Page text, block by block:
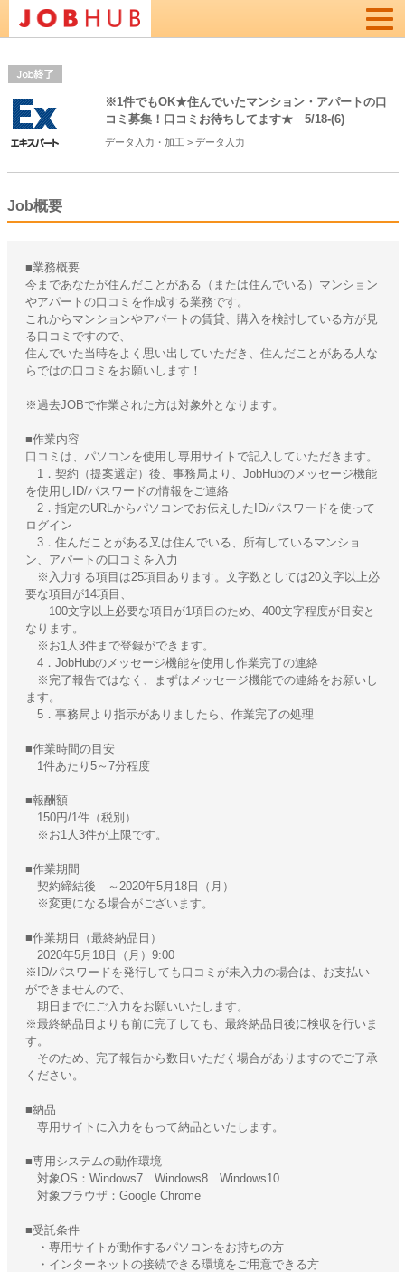
※1件でもOK★住んでいたマンション・アパートの口
コミ募集！口コミお待ちしてます★ 5/18-(6)
データ入力・加工 > データ入力
Job概要
■業務概要
今まであなたが住んだことがある（または住んでいる）マンション
やアパートの口コミを作成する業務です。
これからマンションやアパートの賃貸、購入を検討している方が見
る口コミですので、
住んでいた当時をよく思い出していただき、住んだことがある人な
らではの口コミをお願いします！
※過去JOBで作業された方は対象外となります。
■作業内容
口コミは、パソコンを使用し専用サイトで記入していただきます。
1．契約（提案選定）後、事務局より、JobHubのメッセージ機能
を使用しID/パスワードの情報をご連絡
2．指定のURLからパソコンでお伝えしたID/パスワードを使って
ログイン
3．住んだことがある又は住んでいる、所有しているマンショ
ン、アパートの口コミを入力
※入力する項目は25項目あります。文字数としては20文字以上必
要な項目が14項目、
100文字以上必要な項目が1項目のため、400文字程度が目安と
なります。
※お1人3件まで登録ができます。
4．JobHubのメッセージ機能を使用し作業完了の連絡
※完了報告ではなく、まずはメッセージ機能での連絡をお願いし
ます。
5．事務局より指示がありましたら、作業完了の処理
■作業時間の目安
1件あたり5～7分程度
■報酬額
150円/1件（税別）
※お1人3件が上限です。
■作業期間
契約締結後 ～2020年5月18日（月）
※変更になる場合がございます。
■作業期日（最終納品日）
2020年5月18日（月）9:00
※ID/パスワードを発行しても口コミが未入力の場合は、お支払い
ができませんので、
期日までにご入力をお願いいたします。
※最終納品日よりも前に完了しても、最終納品日後に検収を行いま
す。
そのため、完了報告から数日いただく場合がありますのでご了承
ください。
■納品
専用サイトに入力をもって納品といたします。
■専用システムの動作環境
対象OS：Windows7 Windows8 Windows10
対象ブラウザ：Google Chrome
■受託条件
・専用サイトが動作するパソコンをお持ちの方
・インターネットの接続できる環境をご用意できる方